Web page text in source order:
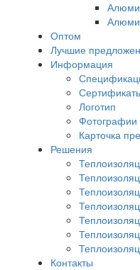
Оптом
Лучшие
Информация
Логотип
Фотографии
Карточка
Решения
Контакты